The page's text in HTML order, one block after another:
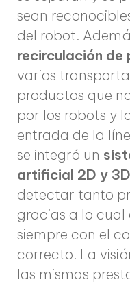
sean
del robot.
recirculación de
varios
productos que
por los robots y
entrada de la
se integró un
artificial 2D y 3D
detectar tanto
gracias a lo
siempre con el
correcto. La
las mismas